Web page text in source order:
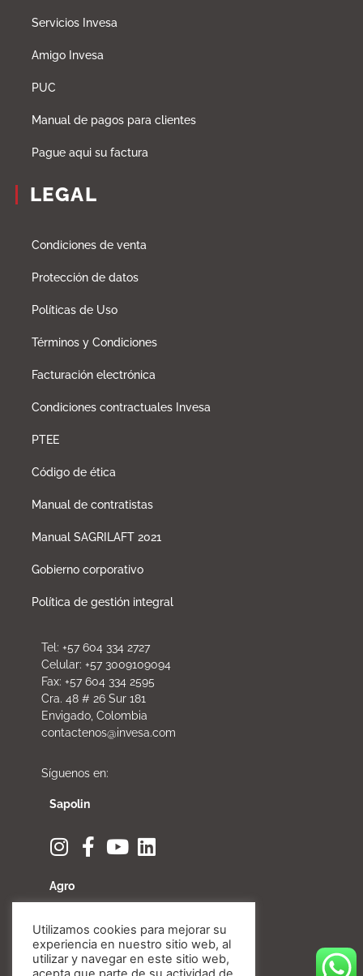
Servicios Invesa
Amigo Invesa
PUC
Manual de pagos para clientes
Pague aqui su factura
LEGAL
Condiciones de venta
Protección de datos
Políticas de Uso
Términos y Condiciones
Facturación electrónica
Condiciones contractuales Invesa
PTEE
Código de ética
Manual de contratistas
Manual SAGRILAFT 2021
Gobierno corporativo
Política de gestión integral
Tel: +57 604 334 2727
Celular: +57 3009109094
Fax: +57 604 334 2595
Cra. 48 # 26 Sur 181
Envigado, Colombia
contactenos@invesa.com
Síguenos en:
Sapolin
Agro
Fibratore
Utilizamos cookies para mejorar su
experiencia en nuestro sitio web, al
utilizar y navegar en este sitio web,